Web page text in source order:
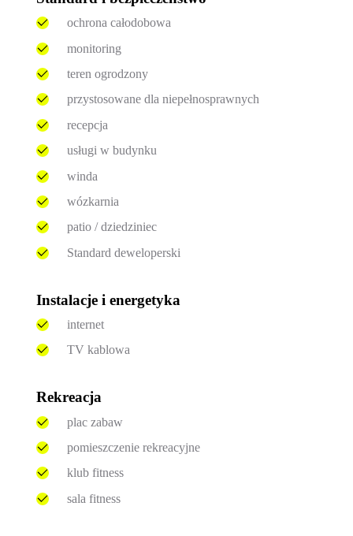
ochrona całodobowa
monitoring
teren ogrodzony
przystosowane dla niepełnosprawnych
recepcja
usługi w budynku
winda
wózkarnia
patio / dziedziniec
Standard deweloperski
Instalacje i energetyka
internet
TV kablowa
Rekreacja
plac zabaw
pomieszczenie rekreacyjne
klub fitness
sala fitness